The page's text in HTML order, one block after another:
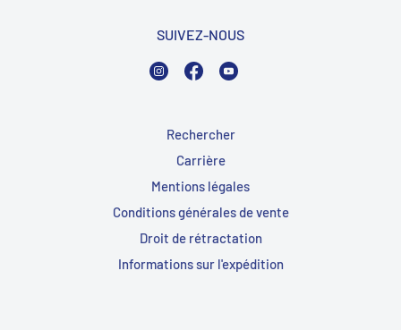
SUIVEZ-NOUS
InstagramFacebook
Rechercher
Carrière
Mentions légales
Conditions générales de vente
Droit de rétractation
Informations sur l'expédition